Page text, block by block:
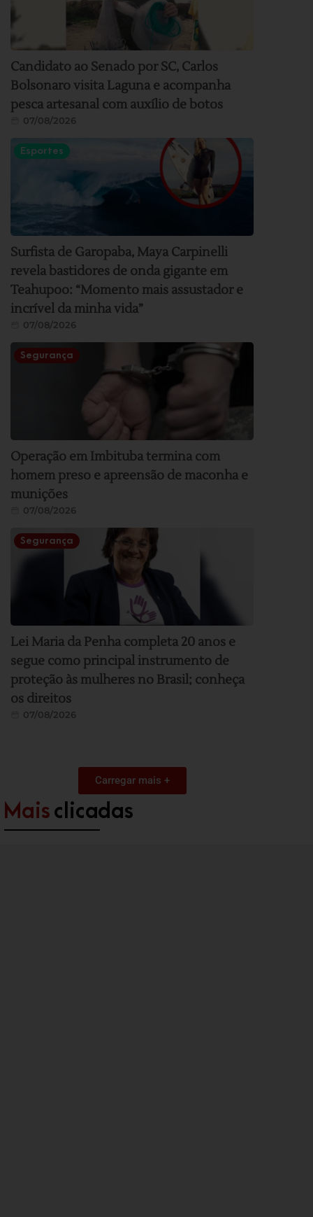
Candidato ao Senado por SC, Carlos
Bolsonaro visita Laguna e acompanha
pesca artesanal com auxílio de botos
07/08/2026
Esportes
Surfista de Garopaba, Maya Carpinelli
revela bastidores de onda gigante em
Teahupoo: “Momento mais assustador e
incrível da minha vida”
07/08/2026
Segurança
Operação em Imbituba termina com
homem preso e apreensão de maconha e
munições
07/08/2026
Segurança
Lei Maria da Penha completa 20 anos e
segue como principal instrumento de
proteção às mulheres no Brasil; conheça
os direitos
07/08/2026
Carregar mais +
Mais clicadas